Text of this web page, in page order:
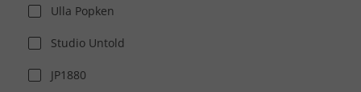
Ulla Popken
Studio Untold
JP1880